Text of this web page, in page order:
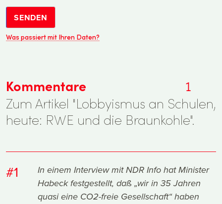
SENDEN
Was passiert mit Ihren Daten?
Kommentare
1
Zum Artikel "Lobbyismus an Schulen,
heute: RWE und die Braunkohle".
#1
In einem Interview mit NDR Info hat Minister
Habeck festgestellt, daß „wir in 35 Jahren
quasi eine CO2-freie Gesellschaft“ haben